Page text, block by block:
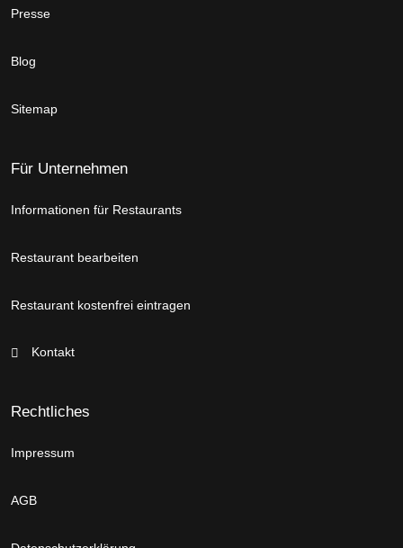
Presse
Blog
Sitemap
Für Unternehmen
Informationen für Restaurants
Restaurant bearbeiten
Restaurant kostenfrei eintragen
Kontakt
Rechtliches
Impressum
AGB